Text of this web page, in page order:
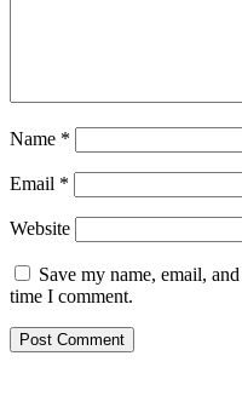
Name *
Email *
Website
Save my name, email,
time I comment.